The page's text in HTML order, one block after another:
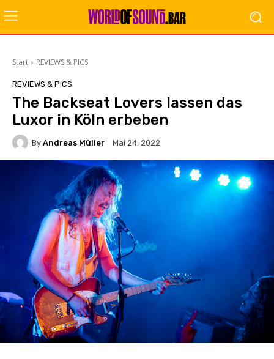
Start REVIEWS & PICS
REVIEWS & PICS
The Backseat Lovers lassen das
Luxor in Köln erbeben
By Andreas Müller Mai 24, 2022